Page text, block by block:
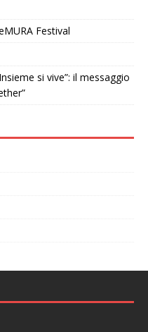
Festival
si vive”: il messaggio